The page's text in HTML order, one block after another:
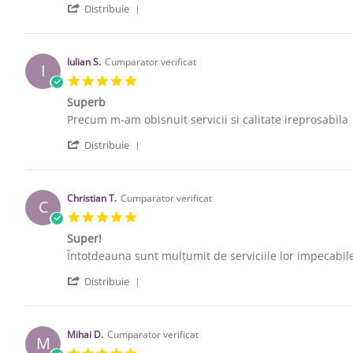
Distribuie
I Iulian S. Cumparator verificat
5.0 star rating
Superb
Review by Iulian S. on 9 Sep 2019
review stating Superb
Precum m-am obisnuit servicii si calitate ireprosabila
Distribuie
C Christian T. Cumparator verificat
5.0 star rating
Super!
Review by Christian T. on 27 Mar 2018
review stating Super!
Întotdeauna sunt mulțumit de serviciile lor
Distribuie
M Mihai D. Cumparator verificat